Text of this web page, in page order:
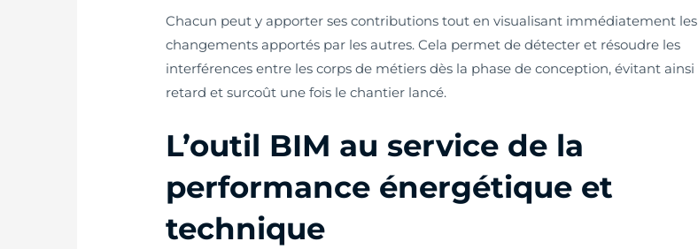
Chacun peut y apporter ses contributions tout en visualisant immédiatement les
changements apportés par les autres. Cela permet de détecter et résoudre les
interférences entre les corps de métiers dès la phase de conception, évitant ainsi
retard et surcoût une fois le chantier lancé.
L’outil BIM au service de la
performance énergétique et
technique